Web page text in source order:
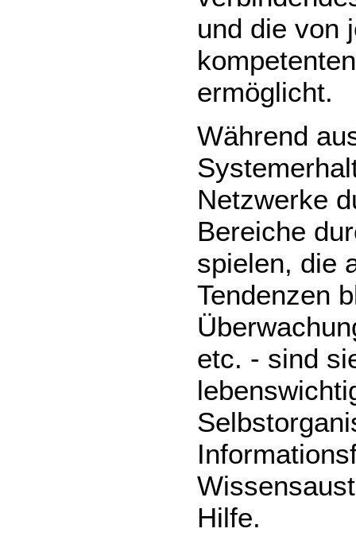
und die von
ermöglicht.
Während
Netzwerke
Bereiche
spielen, die
Tendenzen
etc. - sind
Hilfe.